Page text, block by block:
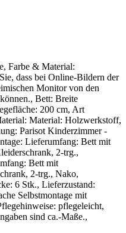
Farbe & Material:
dass bei Online-Bildern der
Monitor von den
Bett: Breite
200 cm, Art
Material: Holzwerkstoff,
Parisot Kinderzimmer -
Lieferumfang: Bett mit
2-trg.,
Bett mit
2-trg., Nako,
6 Stk., Lieferzustand:
Selbstmontage mit
pflegeleicht,
sind ca.-Maße.,